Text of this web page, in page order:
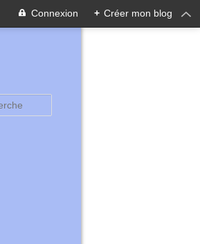
Connexion + Créer mon blog